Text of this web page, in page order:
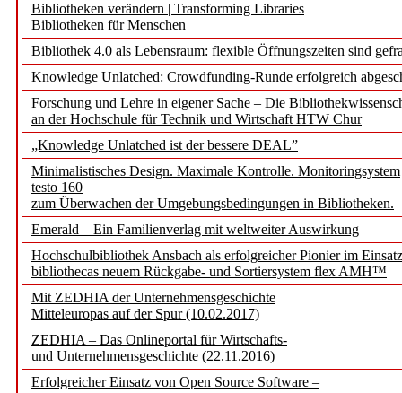
Bibliotheken verändern | Transforming Libraries
Bibliotheken für Menschen
Bibliothek 4.0 als Lebensraum: flexible Öffnungszeiten sind
Knowledge Unlatched: Crowdfunding-Runde erfolgreich
Forschung und Lehre in eigener Sache – Die
an der Hochschule für Technik und Wirtschaft HTW Chur
„Knowledge Unlatched ist der bessere DEAL”
Minimalistisches Design. Maximale Kontrolle. Monitoringsystem
testo 160
zum Überwachen der Umgebungsbedingungen in Bibliotheken.
Emerald – Ein Familienverlag mit weltweiter Auswirkung
Hochschulbibliothek Ansbach als erfolgreicher Pionier im
bibliothecas neuem Rückgabe- und Sortiersystem flex AMH™
Mit ZEDHIA der Unternehmensgeschichte
Mitteleuropas auf der Spur (10.02.2017)
ZEDHIA – Das Onlineportal für Wirtschafts-
und Unternehmensgeschichte (22.11.2016)
Erfolgreicher Einsatz von Open Source Software –